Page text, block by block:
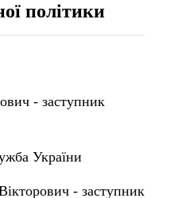
політики
- заступник
України
- заступник